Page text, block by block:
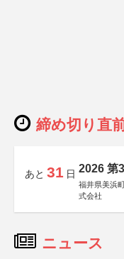
締め切り直
あと 31 日 2026 第
福井県美浜
式会社
ニュース